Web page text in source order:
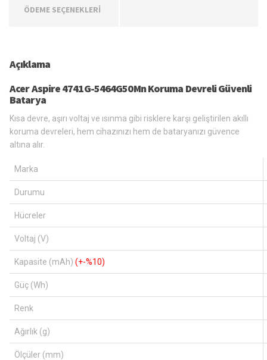
ÖDEME SEÇENEKLERİ
Açıklama
Acer Aspire 4741G-5464G50Mn Koruma Devreli Güvenli
Batarya
Kısa devre, aşırı voltaj ve ısınma gibi risklere karşı geliştirilen akıllı
koruma devreleri, hem cihazınızı hem de bataryanızı güvence
altına alır.
Marka
Durumu
Hücreler
Voltaj (V)
Kapasite (mAh) (+-%10)
Güç (Wh)
Renk
Ağırlık (g)
Ölçüler (mm)